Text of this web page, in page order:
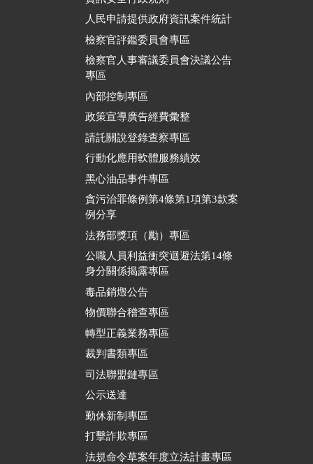
人民申請提供政府資訊案件統計
檢察官評鑑委員會專區
檢察官人事審議委員會決議公告
專區
內部控制專區
政策宣導廣告經費彙整
請託關說登錄查察專區
行動化應用軟體服務績效
黑心油品事件專區
貪污治罪條例第4條第1項第3款案
例分享
法務部獎項（勵）專區
公職人員利益衝突迴避法第14條
身分關係揭露專區
毒品銷燬公告
物價聯合稽查專區
轉型正義業務專區
裁判書類專區
司法聯盟鏈專區
公示送達
勤休新制專區
打擊詐欺專區
法規命令草案年度立法計畫專區